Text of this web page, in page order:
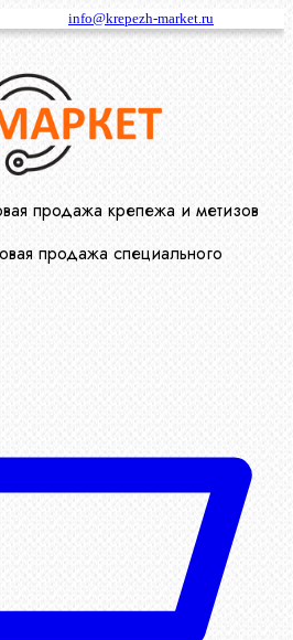
info@krepezh-market.ru
продажа крепежа и метизов
продажа специального